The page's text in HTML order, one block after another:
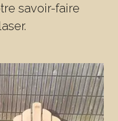
savoir-faire